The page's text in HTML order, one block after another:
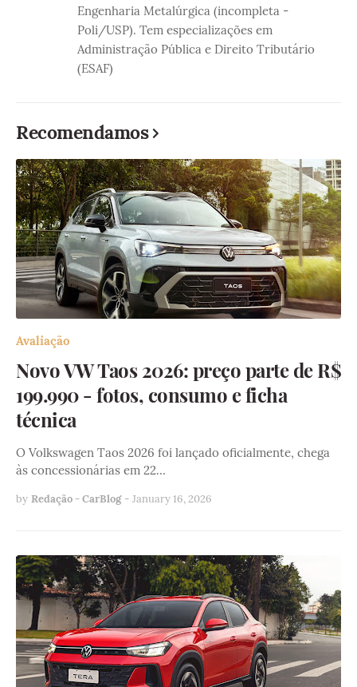
Engenharia Metalúrgica (incompleta -
Poli/USP). Tem especializações em
Administração Pública e Direito Tributário
(ESAF)
Recomendamos
Avaliação
Novo VW Taos 2026: preço parte de R$
199.990 - fotos, consumo e ficha
técnica
O Volkswagen Taos 2026 foi lançado oficialmente, chega
às concessionárias em 22…
by Redação - CarBlog - January 16, 2026